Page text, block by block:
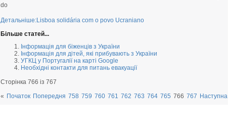
do
Детальніше:Lisboa solidária com o povo Ucraniano
Більше статей...
Інформація для біженців з України
Інформація для дітей, які прибувають з України
УГКЦ у Португалії на карті Google
Необхідні контакти для питань евакуації
Сторінка 766 із 767
« Початок Попередня 758 759 760 761 762 763 764 765 766 767 Наступна